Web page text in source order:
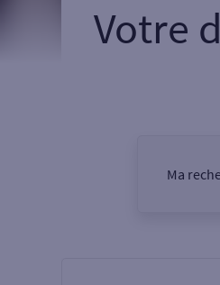
Votre
Ma